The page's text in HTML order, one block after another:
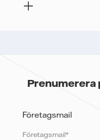
Prenumerera
Företagsmail